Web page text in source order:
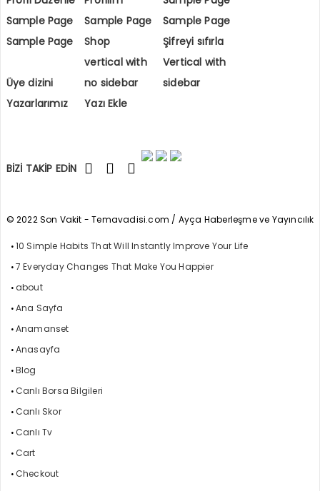
Sample Page
Sample Page
Sample Page
Sample Page
Shop Şifreyi sıfırla
Üye dizini
vertical with
no sidebar
Vertical with
sidebar
Yazarlarımız
Yazı Ekle
BİZİ TAKİP EDİN
© 2022 Son Vakit - Temavadisi.com / Ayça Haberleşme ve Yayıncılık
10 Simple Habits That Will Instantly Improve Your Life
7 Everyday Changes That Make You Happier
about
Ana Sayfa
Anamanset
Anasayfa
Blog
Canlı Borsa Bilgileri
Canlı Skor
Canlı Tv
Cart
Checkout